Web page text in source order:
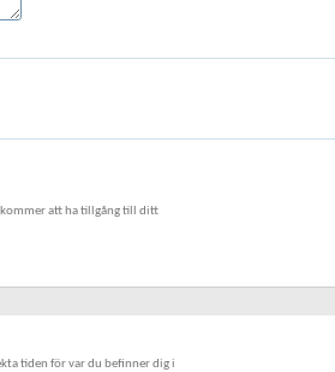
att ha tillgång till ditt
tiden för var du befinner dig i